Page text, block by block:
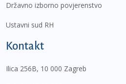
Državno izborno povjerenstvo
Ustavni sud RH
Kontakt
Ilica 256B, 10 000 Zagreb